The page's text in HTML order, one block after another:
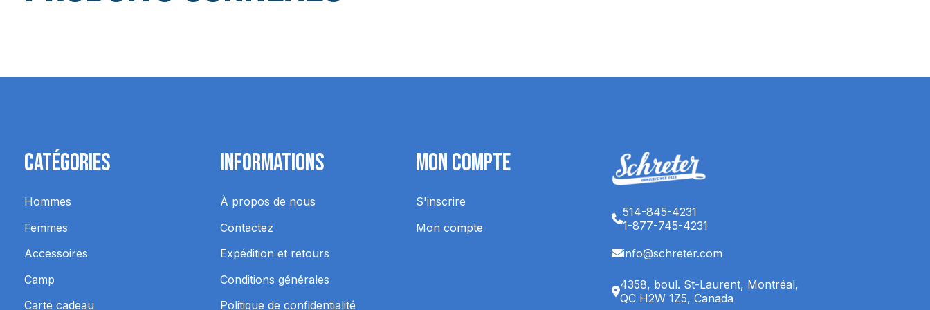
Catégories
Hommes
Femmes
Accessoires
Camp
Carte cadeau
Informations
À propos de nous
Contactez
Expédition et retours
Conditions générales
Politique de confidentialité
Mon Compte
S'inscrire
Mon compte
514-845-4231
1-877-745-4231
info@schreter.com
4358, boul. St-Laurent, Montréal,
QC H2W 1Z5, Canada